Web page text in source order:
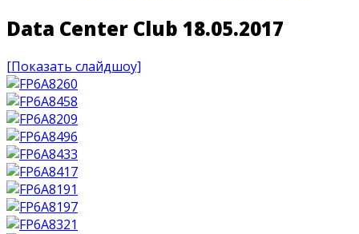
Data Center Club 18.05.2017
[Показать слайдшоу]